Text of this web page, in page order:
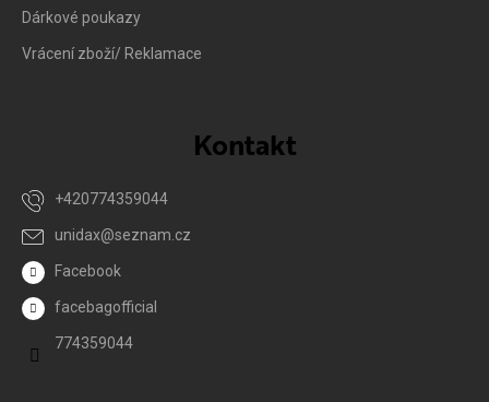
Dárkové poukazy
Vrácení zboží/ Reklamace
Kontakt
unidax@seznam.cz
+420774359044
Facebook
facebagofficial
774359044